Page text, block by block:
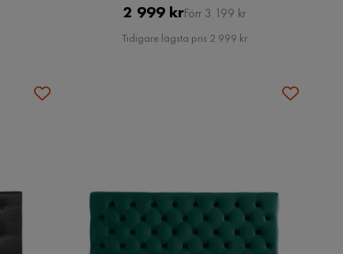
Pris
2 999 krOriginal
Pris
Förr 3 199 kr
Tidigare lägsta pris 2 999 kr